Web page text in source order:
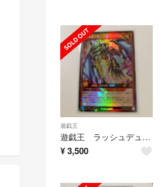
遊戯王
遊戯王 ラッシュデュエル ロイヤルデモンズ ヘヴィメタル
¥3,500